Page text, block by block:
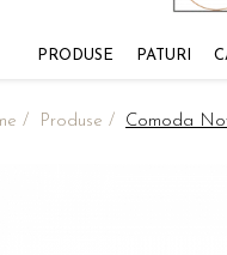
PRODUSE PATURI
/ Produse / Comoda